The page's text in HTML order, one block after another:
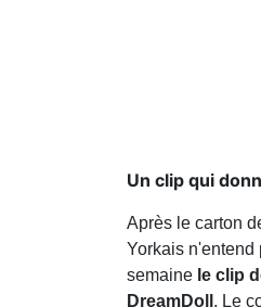
Un clip qui
Après le carton
Yorkais n'entend
semaine le clip
DreamDoll . Le